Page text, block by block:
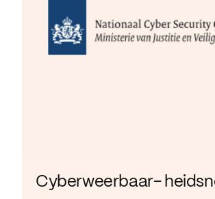
Cyberweerbaar-